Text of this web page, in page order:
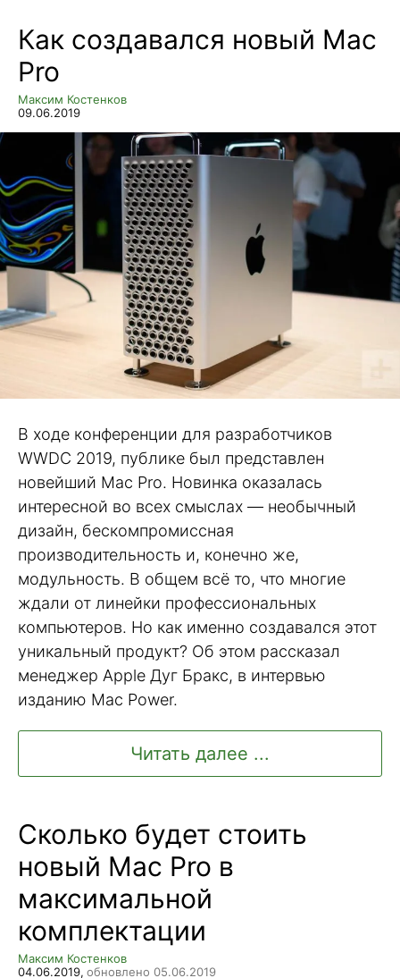
Как создавался новый Mac
Pro
Максим Костенков
09.06.2019
В ходе конференции для разработчиков
WWDC 2019, публике был представлен
новейший Mac Pro. Новинка оказалась
интересной во всех смыслах — необычный
дизайн, бескомпромиссная
производительность и, конечно же,
модульность. В общем всё то, что многие
ждали от линейки профессиональных
компьютеров. Но как именно создавался этот
уникальный продукт? Об этом рассказал
менеджер Apple Дуг Бракс, в интервью
изданию Mac Power.
Читать далее ...
Сколько будет стоить
новый Mac Pro в
максимальной
комплектации
Максим Костенков
04.06.2019, обновлено 05.06.2019